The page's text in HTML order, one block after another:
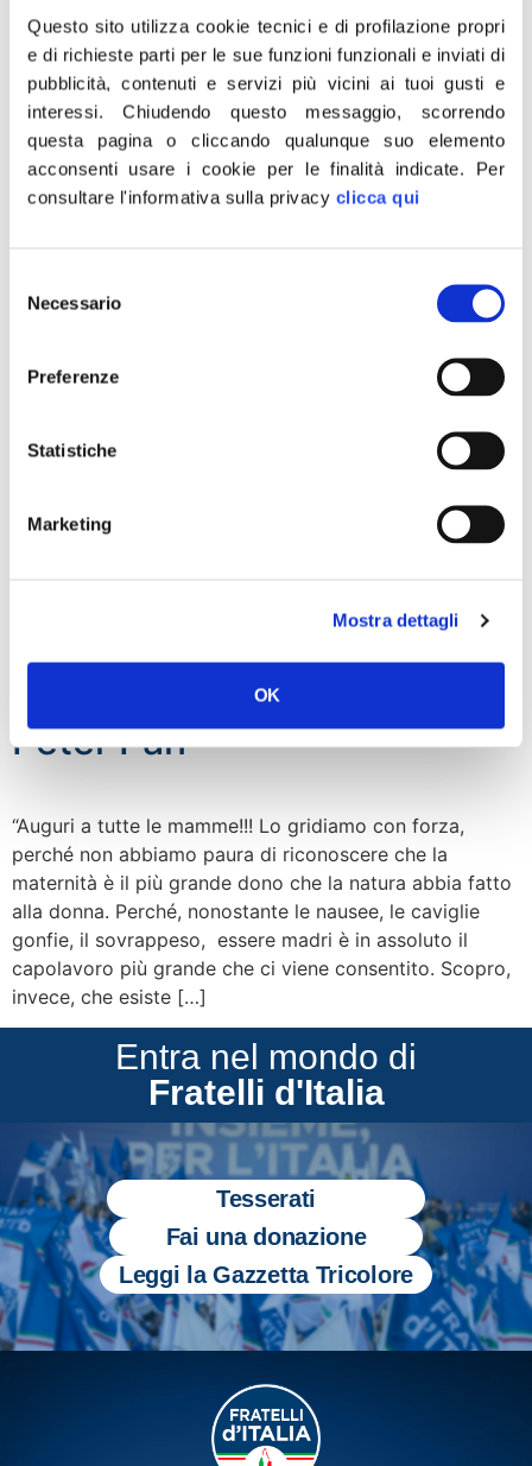
Questo sito utilizza cookie tecnici e di profilazione propri
e di richieste parti per le sue funzioni funzionali e inviati di
pubblicità, contenuti e servizi più vicini ai tuoi gusti e
interessi.Chiudendo questo messaggio, scorrendo
questa pagina o cliccando qualunque suo elemento
acconsenti usare i cookie per le finalità indicate. Per
consultare l'informativa sulla privacy clicca qui
delNecessario
Preferenze
Statistiche
Marketing
Mostra dettagli
OK
“Di mamma ce n’è una sola. In occasione della festività,
che addirittura in un asilo di Roma hanno provato a
cancellare, Fratelli d’Italia lancia una campagna partita
oggi sui social network. Lo ascoltino bene quei sindaci
che vorrebbero mistificare la realtà a danno dei minori
riconoscendo illegittimamente le coppie
“omogenitoriali”. Nelle ultime settimane abbiamo
Pellegrino: Maternità è un
dono, i childfree peggiori
Peter Pan
“Auguri a tutte le mamme!!! Lo gridiamo con forza,
perché non abbiamo paura di riconoscere che la
alla donna. Perché, nonostante le nausee, le caviglie
gonfie, il sovrappeso, essere madri è in assoluto il
Pellegrino: Maternità è un
dono, i childfree peggiori
Peter Pan
“Auguri a tutte le mamme!!! Lo gridiamo con forza,
perché non abbiamo paura di riconoscere che la
maternità è il più grande dono che la natura abbia fatto
alla donna. Perché, nonostante le nausee, le caviglie
gonfie, il sovrappeso, essere madri è in assoluto il
capolavoro più grande che ci viene consentito. Scopro,
invece, che esiste […]
Entra nel mondo di
Fratelli d'Italia
Tesserati
Fai una donazione
Leggi la Gazzetta Tricolore